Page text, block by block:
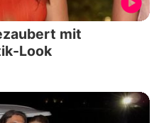
mit
Look